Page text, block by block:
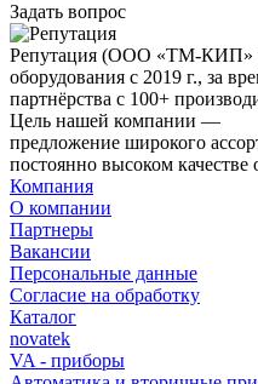
Задать вопрос
Репутация (ООО «ТМ-КИП»
оборудования с 2019 г., за
партнёрства с 100+
Цель нашей компании —
предложение широкого
постоянно высоком качестве
Компания
О компании
Партнеры
Вакансии
Персональные данные
Согласие на обработку
Каталог
novatek
VA - приборы